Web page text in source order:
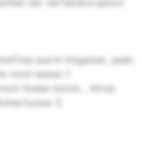
der Verfallskoruption
aus'm Hügelset, yeah,
mich testen ?
finden könnt... Afrob
!]